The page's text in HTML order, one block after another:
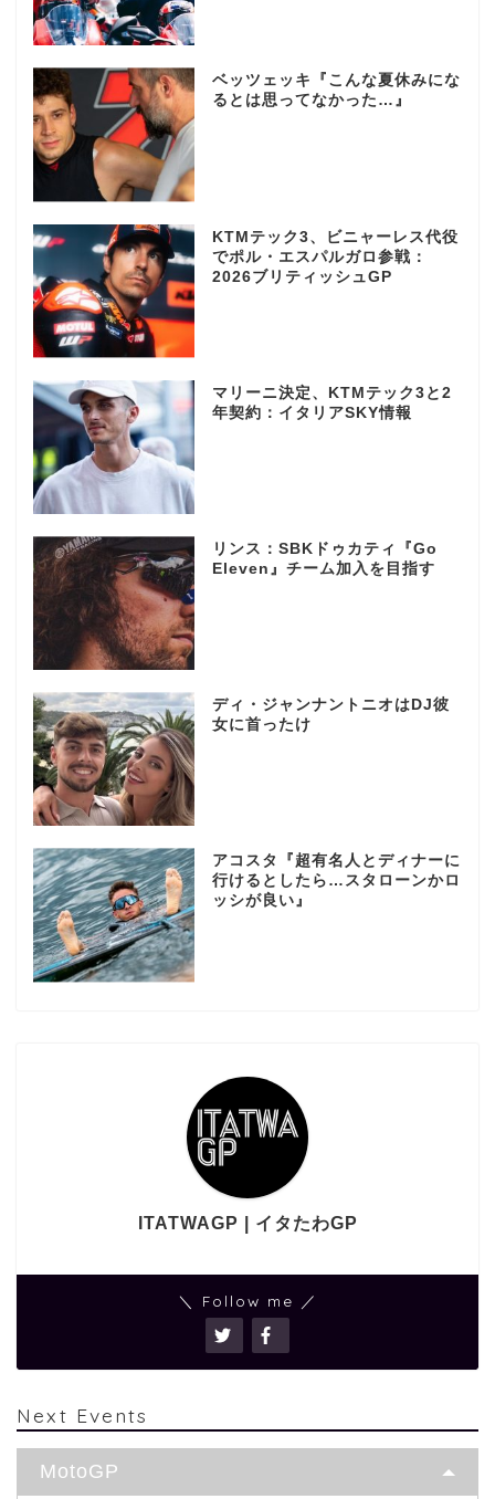
ベッツェッキ『こんな夏休みにな
るとは思ってなかった…』
KTMテック3、ビニャーレス代役
でポル・エスパルガロ参戦：
2026ブリティッシュGP
マリーニ決定、KTMテック3と2
年契約：イタリアSKY情報
リンス：SBKドゥカティ『Go
Eleven』チーム加入を目指す
ディ・ジャンナントニオはDJ彼
女に首ったけ
アコスタ『超有名人とディナーに
行けるとしたら…スタローンかロ
ッシが良い』
ITATWAGP | イタたわGP
＼ Follow me ／
Next Events
MotoGP